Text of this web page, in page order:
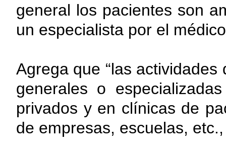
general los pacientes son
un especialista por el
Agrega que “las
generales o
privados y en clínicas de
de empresas, escuelas,